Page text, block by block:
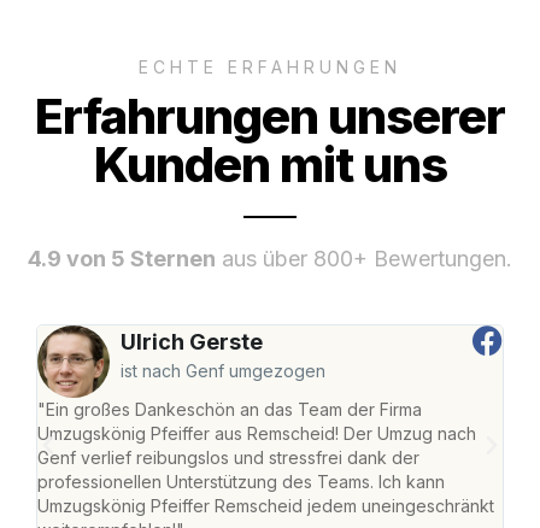
ECHTE ERFAHRUNGEN
Erfahrungen unserer
Kunden mit uns
4.9 von 5 Sternen aus über 800+ Bewertungen.
Ulrich Gerste
ist nach Genf umgezogen
"Ein großes Dankeschön an das Team der Firma
Umzugskönig Pfeiffer aus Remscheid! Der Umzug nach
Genf verlief reibungslos und stressfrei dank der
professionellen Unterstützung des Teams. Ich kann
Umzugskönig Pfeiffer Remscheid jedem uneingeschränkt